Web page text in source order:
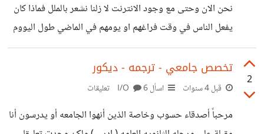
عن شخصٍ ما ليهتم بي بهذا اليوم ولو في
نحن الان وحتى مع وجود الانترنت لا زلنا نشعر بالملل فماذا كان
يفعل الناس في وقت فراغهم او يومهم في الماضي طول اليووم
2
تخصص جامعي - ترجمه - ديكور
قبل 4 سنوات اسأل I/O6 تعليقات
مرحباً أصدقاء حسوب وخاصة الذين أنهوا الجامعه أو يدرسون أنا